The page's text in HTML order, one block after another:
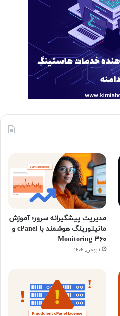
مدیریت پیشگیرانه سرور؛ آموزش
مانیتورینگ هوشمند با cPanel و
۳۶۰ Monitoring
۱ بهمن, ۱۴۰۴